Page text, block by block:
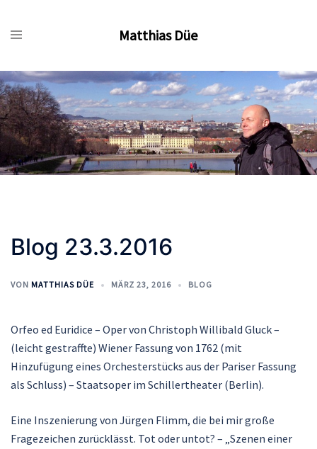
Inhalt
Matthias Düe
Blog 23.3.2016
VON MATTHIAS DÜE MÄRZ 23, 2016 BLOG
Orfeo ed Euridice – Oper von Christoph Willibald Gluck –
(leicht gestraffte) Wiener Fassung von 1762 (mit
Hinzufügung eines Orchesterstücks aus der Pariser Fassung
als Schluss) – Staatsoper im Schillertheater (Berlin).
Eine Inszenierung von Jürgen Flimm, die bei mir große
Fragezeichen zurücklässt. Tot oder untot? – „Szenen einer